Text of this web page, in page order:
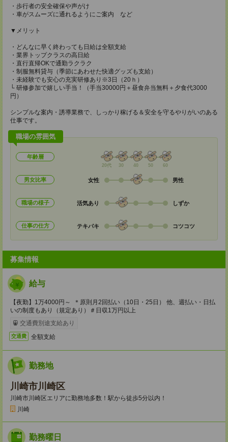
・歩行者の安全確保や声がけ
・車がスムーズに通れるようにご案内 など
▼メリット
・どんなに早く終わっても日給は全額支給
・業界トップクラスの高日給
・直行直帰OKで通勤ラクラク
・制服無料貸与（季節にあわせた快適グッズも支給）
・未経験でも安心の充実研修あり※3日（20ｈ）
└ 研修参加で嬉しい手当！（手当30000円＋昼食弁当無料＋夕食代3000
円）
シンプルな案内・誘導業務で、しっかり稼げる＆安全を守るやりがいのある
仕事です。
職場の雰囲気
年齢層
20代 30 40 50 60
男女比率 女性 男性
職場の様子 活気あり しずか
仕事の仕方 テキパキ コツコツ
募集情報
給与
【夜勤】1万4000円～ ＊原則月2回払い（10日・25日） 他、週払い・日払
いの制度もあり（規定あり）＃日収1万円以上
交通費別途支給あり
交通費 全額支給
勤務地
川崎市川崎区
川崎市川崎区エリアに勤務地多数！駅から徒歩5分以内！
川崎
勤務曜日